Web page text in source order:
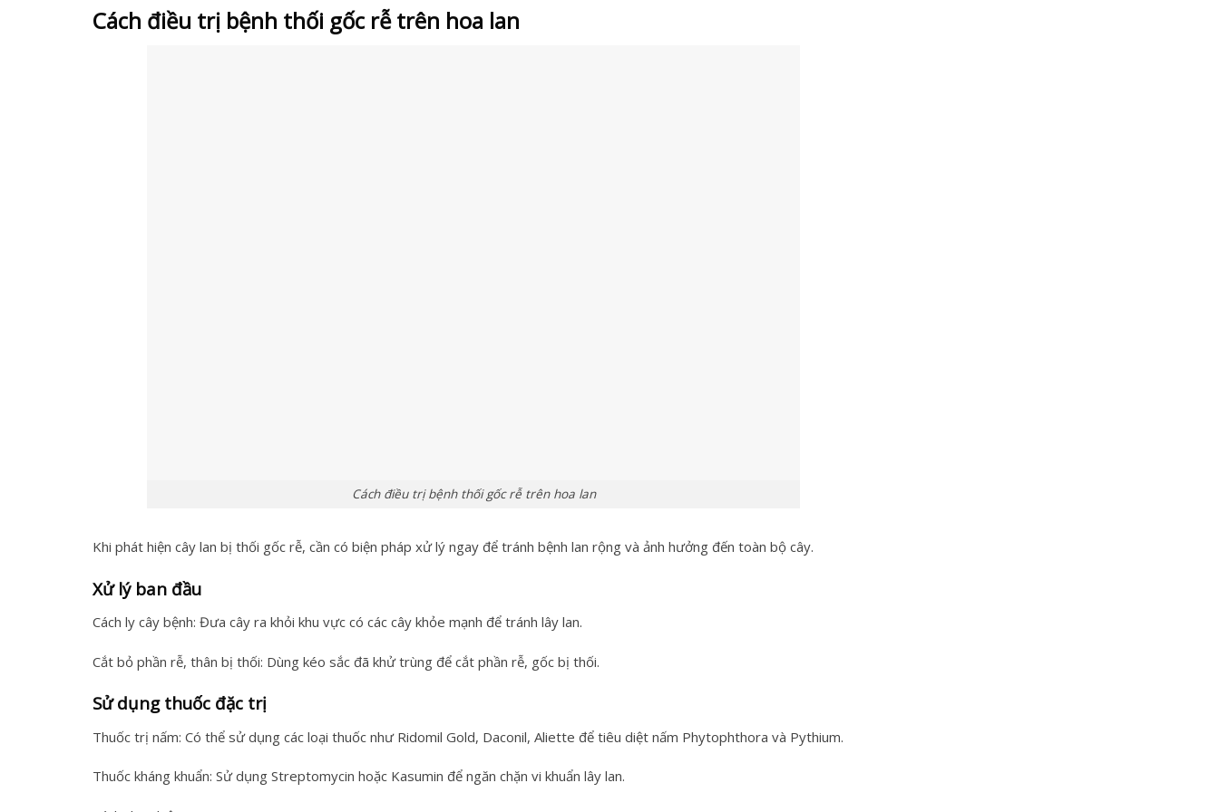
Cách điều trị bệnh thối gốc rễ trên hoa lan
Cách điều trị bệnh thối gốc rễ trên hoa lan
Khi phát hiện cây lan bị thối gốc rễ, cần có biện pháp xử lý ngay để tránh bệnh lan rộng và ảnh hưởng đến toàn bộ cây.
Xử lý ban đầu
Cách ly cây bệnh: Đưa cây ra khỏi khu vực có các cây khỏe mạnh để tránh lây lan.
Cắt bỏ phần rễ, thân bị thối: Dùng kéo sắc đã khử trùng để cắt phần rễ, gốc bị thối.
Sử dụng thuốc đặc trị
Thuốc trị nấm: Có thể sử dụng các loại thuốc như Ridomil Gold, Daconil, Aliette để tiêu diệt nấm Phytophthora và Pythium.
Thuốc kháng khuẩn: Sử dụng Streptomycin hoặc Kasumin để ngăn chặn vi khuẩn lây lan.